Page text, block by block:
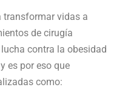
transformar vidas a
de cirugía
contra la obesidad
es por eso que
como: